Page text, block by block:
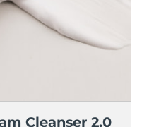
Cleanser 2.0
Cleanser 2.0